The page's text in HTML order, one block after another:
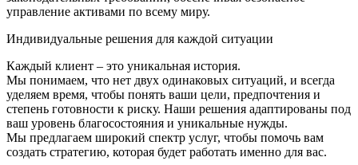
управление активами по всему миру.
Индивидуальные решения для каждой ситуации
Каждый клиент – это уникальная история.
Мы понимаем, что нет двух одинаковых ситуаций, и всегда
уделяем время, чтобы понять ваши цели, предпочтения и
степень готовности к риску. Наши решения адаптированы под
ваш уровень благосостояния и уникальные нужды.
Мы предлагаем широкий спектр услуг, чтобы помочь вам
создать стратегию, которая будет работать именно для вас.